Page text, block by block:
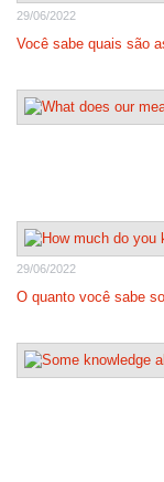
29/06/2022
Você sabe quais são
29/06/2022
O quanto você sabe